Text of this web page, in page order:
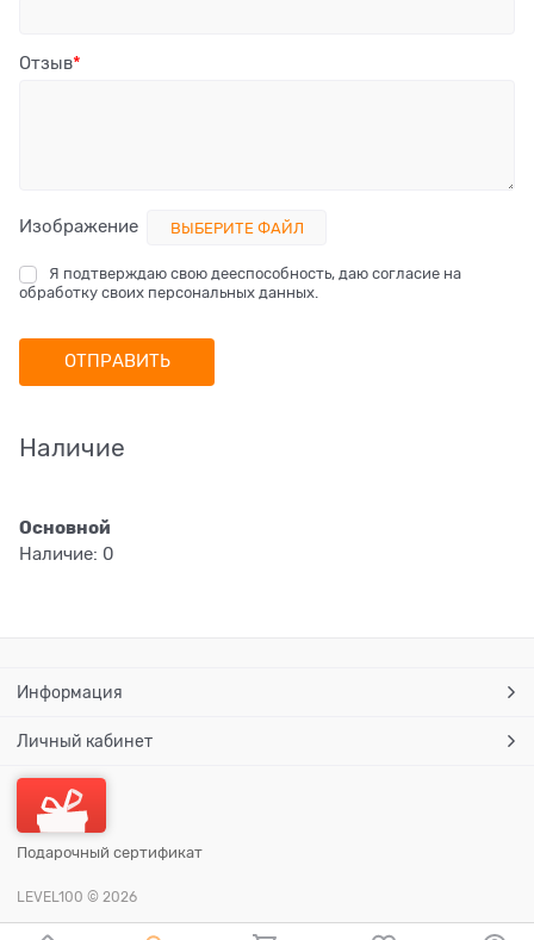
Отзыв
Изображение ВЫБЕРИТЕ ФАЙЛ
Я подтверждаю свою дееспособность, даю согласие на
обработку своих персональных данных.
Наличие
Основной
Наличие: 0
Информация
Личный кабинет
Подарочный сертификат
LEVEL100 © 2026